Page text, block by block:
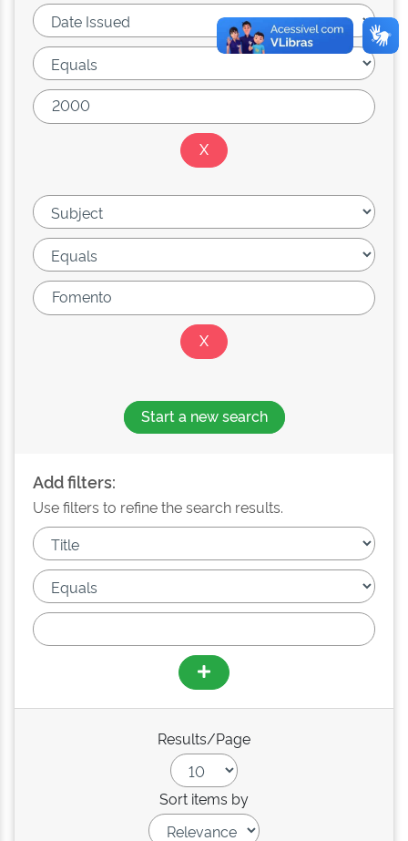
Start a new search
Add filters:
Use filters to refine the search results.
Results/Page
Sort items by